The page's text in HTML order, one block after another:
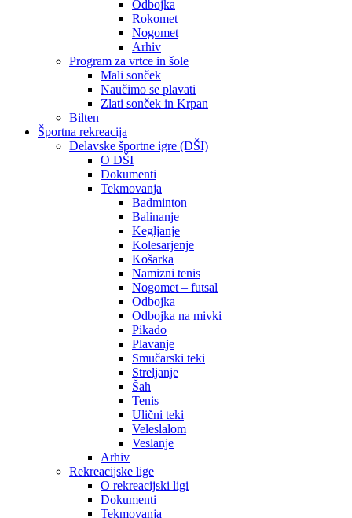
Odbojka
Rokomet
Nogomet
Arhiv
Program za vrtce in šole
Mali sonček
Naučimo se plavati
Zlati sonček in Krpan
Bilten
Športna rekreacija
Delavske športne igre (DŠI)
O DŠI
Dokumenti
Tekmovanja
Badminton
Balinanje
Kegljanje
Kolesarjenje
Košarka
Namizni tenis
Nogomet – futsal
Odbojka
Odbojka na mivki
Pikado
Plavanje
Smučarski teki
Streljanje
Šah
Tenis
Ulični teki
Veleslalom
Veslanje
Arhiv
Rekreacijske lige
O rekreacijski ligi
Dokumenti
Tekmovanja